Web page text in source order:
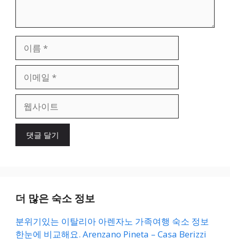
일
이
더 많은 숙소 정보
분위기있는 이탈리아 아렌자노 가족여행 숙소 정보
한눈에 비교해요. Arenzano Pineta – Casa Berizzi